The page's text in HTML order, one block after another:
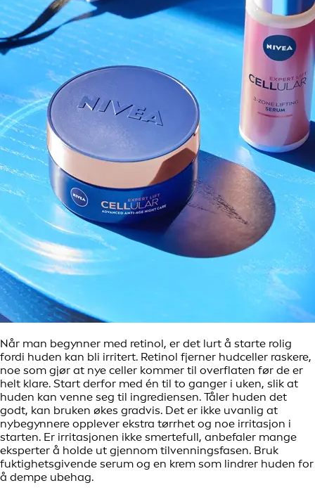
Når man begynner med retinol, er det lurt å starte rolig
fordi huden kan bli irritert. Retinol fjerner hudceller raskere,
noe som gjør at nye celler kommer til overflaten før de er
helt klare. Start derfor med én til to ganger i uken, slik at
huden kan venne seg til ingrediensen. Tåler huden det
godt, kan bruken økes gradvis. Det er ikke uvanlig at
nybegynnere opplever ekstra tørrhet og noe irritasjon i
starten. Er irritasjonen ikke smertefull, anbefaler mange
eksperter å holde ut gjennom tilvenningsfasen. Bruk
fuktighetsgivende serum og en krem som lindrer huden for
å dempe ubehag.